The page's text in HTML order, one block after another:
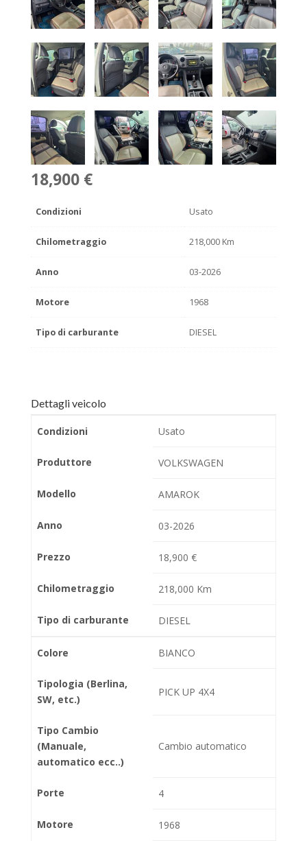
18,900 €
Condizioni Usato
Chilometraggio 218,000 Km
Anno 03-2026
Motore 1968
Tipo di carburante DIESEL
Dettagli veicolo
Condizioni Usato
Produttore VOLKSWAGEN
Modello AMAROK
Anno 03-2026
Prezzo 18,900 €
Chilometraggio 218,000 Km
Tipo di carburante DIESEL
Colore BIANCO
Tipologia (Berlina,
SW, etc.)
PICK UP 4X4
Tipo Cambio
(Manuale,
automatico ecc..)
Cambio automatico
Porte 4
Motore 1968